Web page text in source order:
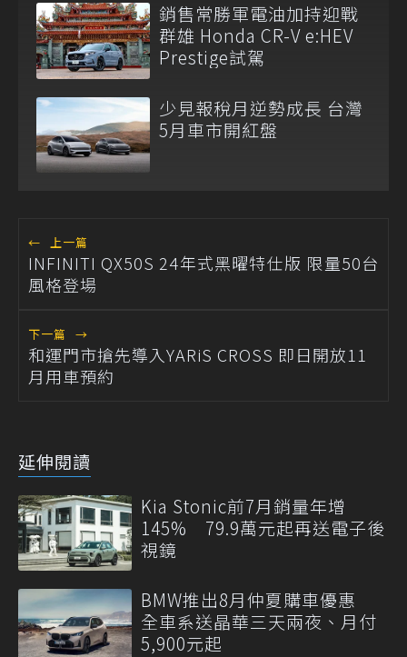
銷售常勝軍電油加持迎戰
群雄 Honda CR-V e:HEV
Prestige試駕
少見報稅月逆勢成長 台灣
5月車市開紅盤
← 上一篇
INFINITI QX50S 24年式黑曜特仕版 限量50台
風格登場
下一篇 →
和運門市搶先導入YARiS CROSS 即日開放11
月用車預約
延伸閱讀
Kia Stonic前7月銷量年增
145% 79.9萬元起再送電子後
視鏡
BMW推出8月仲夏購車優惠
全車系送晶華三天兩夜、月付
5,900元起